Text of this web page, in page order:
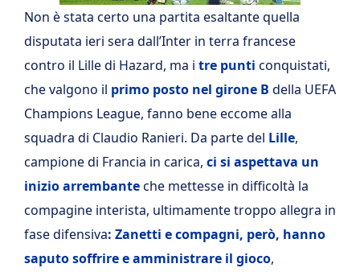
Non è stata certo una partita esaltante quella
disputata ieri sera dall’Inter in terra francese
contro il Lille di Hazard, ma i tre punti conquistati,
che valgono il primo posto nel girone B della UEFA
Champions League, fanno bene eccome alla
squadra di Claudio Ranieri. Da parte del Lille,
campione di Francia in carica, ci si aspettava un
inizio arrembanteche mettesse in difficoltà la
compagine interista, ultimamente troppo allegra in
fase difensiva: Zanetti e compagni, però, hanno
saputo soffrire e amministrare il gioco,